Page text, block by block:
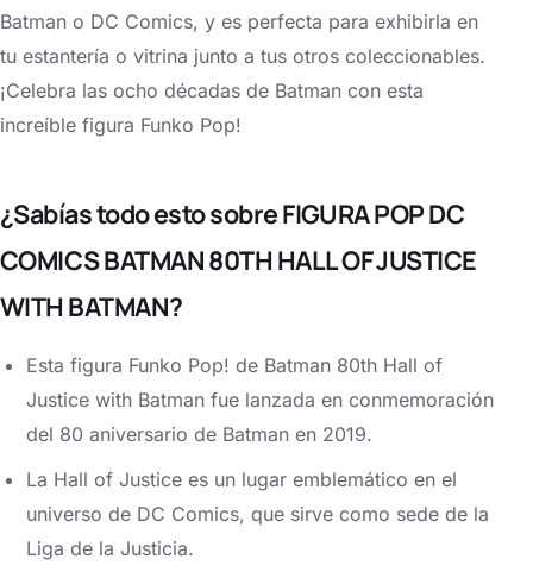
Batman o DC Comics, y es perfecta para exhibirla en
tu estantería o vitrina junto a tus otros coleccionables.
¡Celebra las ocho décadas de Batman con esta
increíble figura Funko Pop!
¿Sabías todo esto sobre FIGURA POP DC
COMICS BATMAN 80TH HALL OF JUSTICE
WITH BATMAN?
Esta figura Funko Pop! de Batman 80th Hall of
Justice with Batman fue lanzada en conmemoración
del 80 aniversario de Batman en 2019.
La Hall of Justice es un lugar emblemático en el
universo de DC Comics, que sirve como sede de la
Liga de la Justicia.